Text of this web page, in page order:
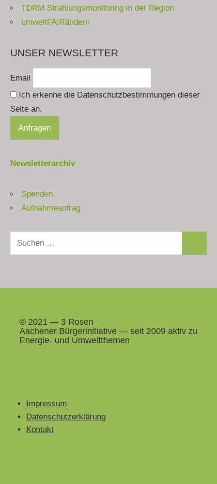
TDRM Strahlungsmonitoring in der Region
umweltFAIRändern
UNSER NEWSLETTER
Email
Ich erkenne die Datenschutzbestimmungen dieser
Seite an.
Newsletterarchiv
Spenden
Aufnahmeantrag
Suchen
nach:
© 2021 — 3 Rosen
Aach­en­er Bürg­erini­tia­tive — seit 2009 aktiv zu
Energie- und Umweltthemen
Impressum
Datenschutzerklärung
Kontakt